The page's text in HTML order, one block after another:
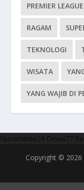
PREMIER LEAGUE
RAGAM
TEKNOLOGI
WISATA
YANG WAJIB DI
Nusamedia24 Dewa77
Copyright © 2026